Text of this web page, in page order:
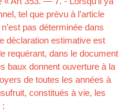
tel que prévu à l’article
pas déterminée dans
déclaration estimative est
requérant, dans le document
baux donnent ouverture à la
de toutes les années à
constitués à vie, les
: